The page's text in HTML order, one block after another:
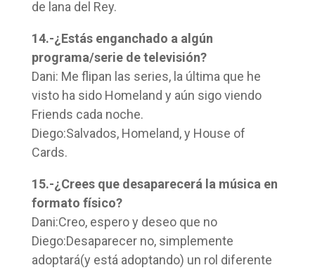
de lana del Rey.
14.-¿Estás enganchado a algún
programa/serie de televisión?
Dani: Me flipan las series, la última que he
visto ha sido Homeland y aún sigo viendo
Friends cada noche.
Diego:Salvados, Homeland, y House of
Cards.
15.-¿Crees que desaparecerá la música en
formato físico?
Dani:Creo, espero y deseo que no
Diego:Desaparecer no, simplemente
adoptará(y está adoptando) un rol diferente